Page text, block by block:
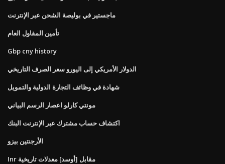
ماجستير في بوليصة الشحن عبر الإنترنت
تأمين المقاول العام
Gbp cny history
الدولار الأمريكي إلى اليورو سعر الصرف التاريخي
شهادة في وظائف التجارة الدولية والتمويل
مونتي كارلو اعصار الرسم البياني
اكتشاف حساب مشترك عبر الإنترنت البنك
الأرجنتين بيزو
Inr مقابل [أوسد] معدلات تاريخية